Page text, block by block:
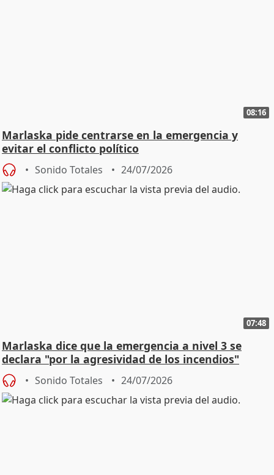
08:16
Marlaska pide centrarse en la emergencia y
evitar el conflicto político
Sonido Totales 24/07/2026
07:48
Marlaska dice que la emergencia a nivel 3 se
declara "por la agresividad de los incendios"
Sonido Totales 24/07/2026